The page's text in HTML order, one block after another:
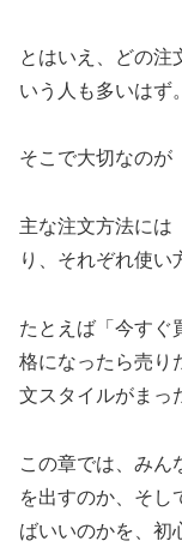
とはいえ、どの
いう人も多いはず。
そこで大切なのが
主な注文方法には
り、それぞれ使い
たとえば「今すぐ
格になったら売り
文スタイルがまっ
この章では、みん
を出すのか、そし
ばいいのかを、初